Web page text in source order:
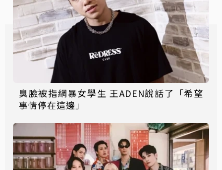
臭臉被指網暴女學生 王ADEN說話了「希望
事情停在這邊」